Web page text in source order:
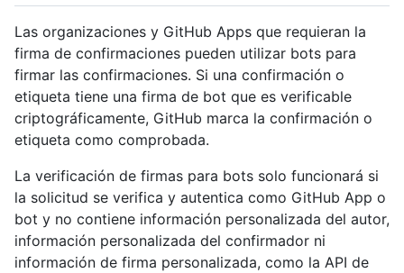
Las organizaciones y GitHub Apps que requieran la
firma de confirmaciones pueden utilizar bots para
firmar las confirmaciones. Si una confirmación o
etiqueta tiene una firma de bot que es verificable
criptográficamente, GitHub marca la confirmación o
etiqueta como comprobada.
La verificación de firmas para bots solo funcionará si
la solicitud se verifica y autentica como GitHub App o
bot y no contiene información personalizada del autor,
información personalizada del confirmador ni
información de firma personalizada, como la API de